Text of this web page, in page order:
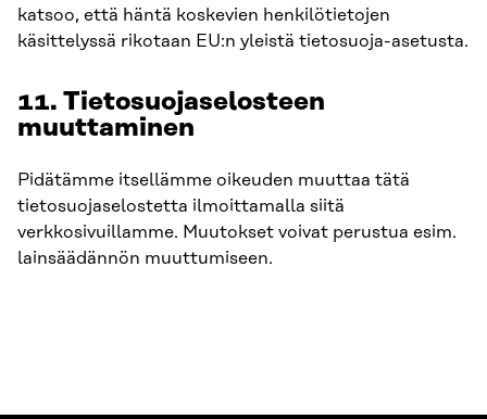
katsoo, että häntä koskevien henkilötietojen
käsittelyssä rikotaan EU:n yleistä tietosuoja-asetusta.
11. Tietosuojaselosteen
muuttaminen
Pidätämme itsellämme oikeuden muuttaa tätä
tietosuojaselostetta ilmoittamalla siitä
verkkosivuillamme. Muutokset voivat perustua esim.
lainsäädännön muuttumiseen.